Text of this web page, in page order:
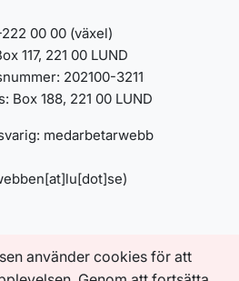
använder cookies för att
00 00 (växel)
117, 221 00 LUND
202100-3211
Box 188, 221 00 LUND
medarbetarwebb